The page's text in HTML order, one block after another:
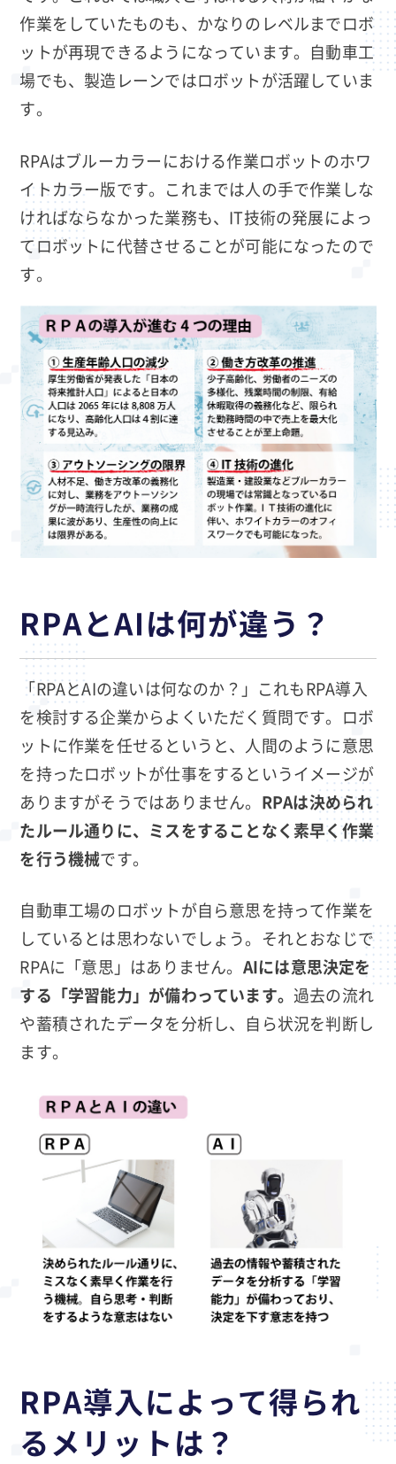
作業をしていたものも、かなりのレベルまでロボ
ットが再現できるようになっています。自動車工
場でも、製造レーンではロボットが活躍していま
す。
RPAはブルーカラーにおける作業ロボットのホワ
イトカラー版です。これまでは人の手で作業しな
ければならなかった業務も、IT技術の発展によっ
てロボットに代替させることが可能になったので
す。
RPAとAIは何が違う？
「RPAとAIの違いは何なのか？」これもRPA導入
を検討する企業からよくいただく質問です。ロボ
ットに作業を任せるというと、人間のように意思
を持ったロボットが仕事をするというイメージが
ありますがそうではありません。 RPAは決められ
たルール通りに、ミスをすることなく素早く作業
を行う機械です。
自動車工場のロボットが自ら意思を持って作業を
しているとは思わないでしょう。それとおなじで
RPAに「意思」はありません。 AIには意思決定を
する「学習能力」が備わっています。 過去の流れ
や蓄積されたデータを分析し、自ら状況を判断し
ます。
RPA導入によって得られ
るメリットは？